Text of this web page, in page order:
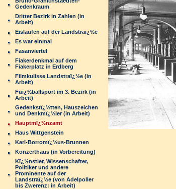
Gedenkraum
Dritter Bezirk in Zahlen (in
Arbeit)
Eislaufen auf der Landstraï¿½e
Es war einmal
Fasanviertel
Fiakerdenkmal auf dem
Fiakerplatz in Erdberg
Filmkulisse Landstraï¿½e (in
Arbeit)
Fuï¿½ballsport im 3. Bezirk (in
Arbeit)
Gedenkstï¿½tten, Hauszeichen
und Denkmï¿½ler (in Arbeit)
Hauptmï¿½nzamt
Haus Wittgenstein
Karl-Borromï¿½us-Brunnen
Konzerthaus (in Vorbereitung)
Kï¿½nstler, Wissenschafter,
Politiker und andere
Prominente auf der
Landstraï¿½e (von Adelpoller
bis Zwerenz: in Arbeit)